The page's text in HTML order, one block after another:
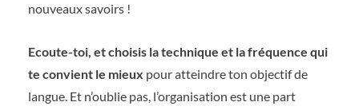
nouveaux savoirs !
Ecoute-toi, et choisis la technique et la fréquence qui
te convient le mieux pour atteindre ton objectif de
langue. Et n’oublie pas, l’organisation est une part